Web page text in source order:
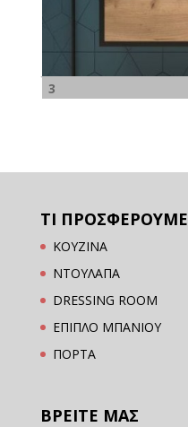
3
ΤΙ ΠΡΟΣΦΕΡΟΥΜΕ
ΚΟΥΖΙΝΑ
ΝΤΟΥΛΑΠΑ
DRESSING ROOM
ΕΠΙΠΛΟ ΜΠΑΝΙΟΥ
ΠΟΡΤΑ
ΒΡΕΙΤΕ ΜΑΣ